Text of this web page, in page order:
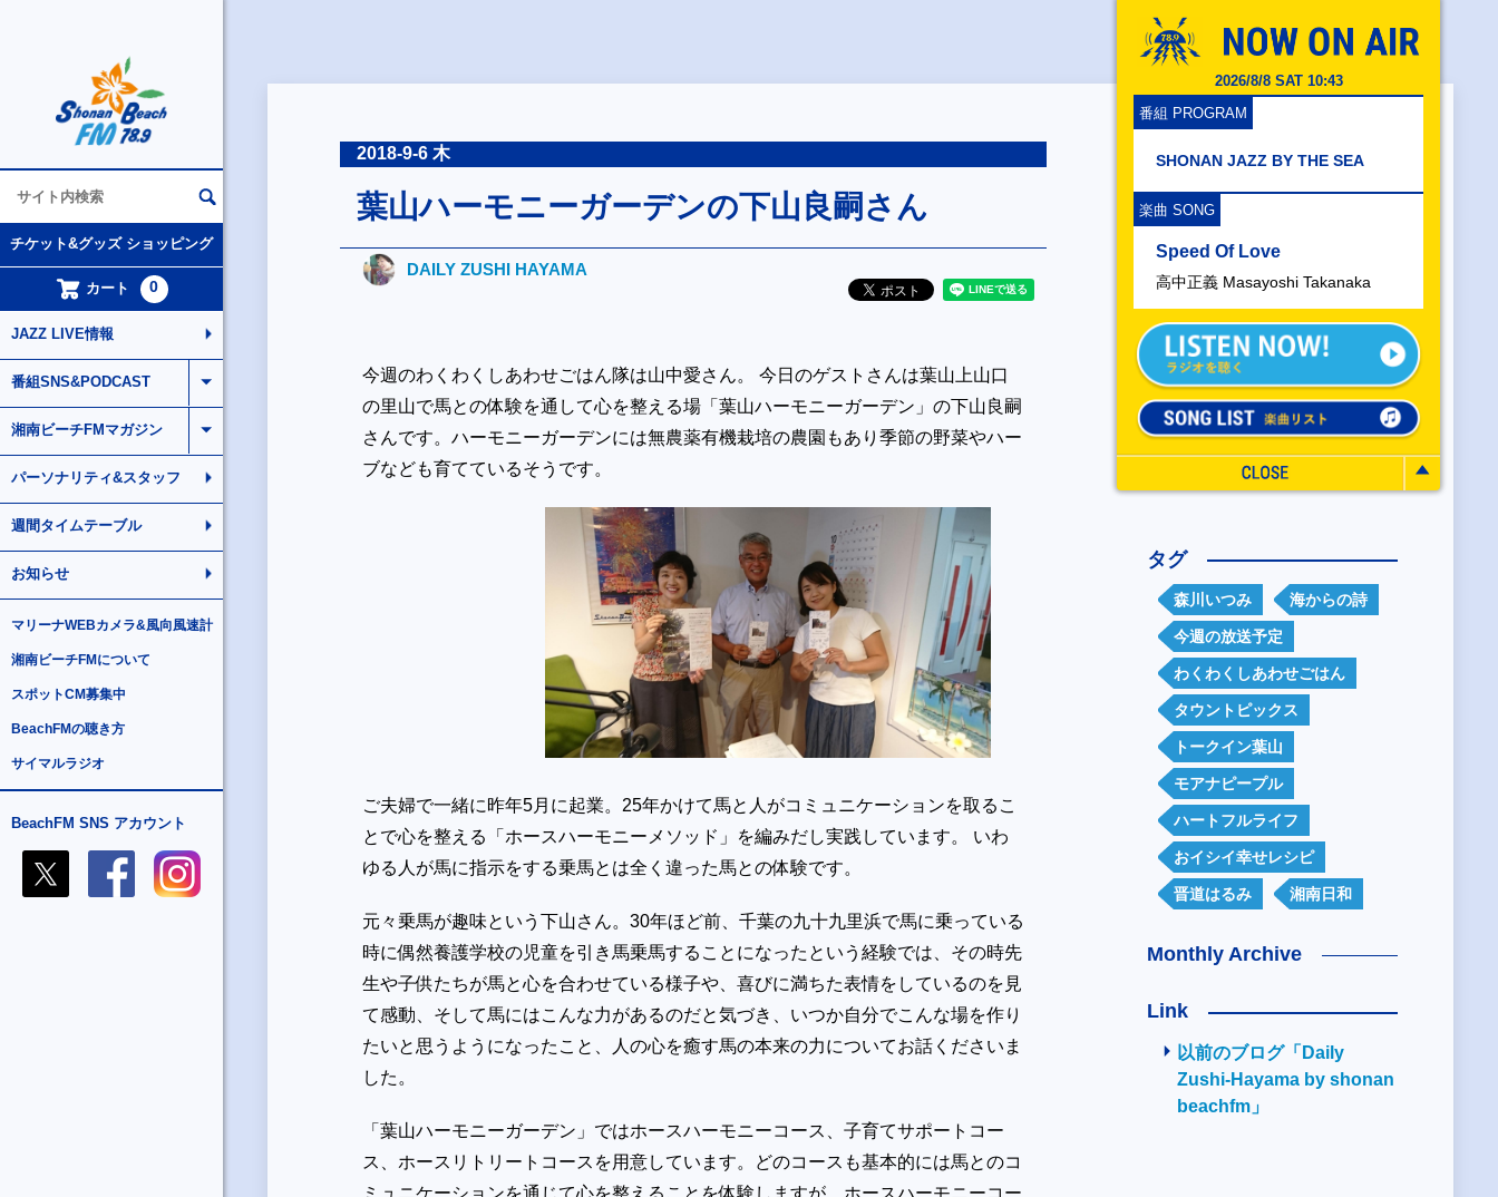
2026/8/8 SAT 10:43
番組 PROGRAM
SHONAN JAZZ BY THE SEA
楽曲 SONG
Speed Of Love
高中正義 Masayoshi Takanaka
チケット&グッズ ショッピング
カート 0
JAZZ LIVE情報
番組SNS&PODCAST
湘南ビーチFMマガジン
パーソナリティ&スタッフ
週間タイムテーブル
お知らせ
マリーナWEBカメラ&風向風速計
湘南ビーチFMについて
スポットCM募集中
BeachFMの聴き方
サイマルラジオ
BeachFM SNS アカウント
2018-9-6 木
葉山ハーモニーガーデンの下山良嗣さん
DAILY ZUSHI HAYAMA
今週のわくわくしあわせごはん隊は山中愛さん。 今日のゲストさんは葉山上山口
の里山で馬との体験を通して心を整える場「葉山ハーモニーガーデン」の下山良嗣
さんです。ハーモニーガーデンには無農薬有機栽培の農園もあり季節の野菜やハー
ブなども育てているそうです。
ご夫婦で一緒に昨年5月に起業。25年かけて馬と人がコミュニケーションを取るこ
とで心を整える「ホースハーモニーメソッド」を編みだし実践しています。 いわ
ゆる人が馬に指示をする乗馬とは全く違った馬との体験です。
元々乗馬が趣味という下山さん。30年ほど前、千葉の九十九里浜で馬に乗っている
時に偶然養護学校の児童を引き馬乗馬することになったという経験では、その時先
生や子供たちが馬と心を合わせている様子や、喜びに満ちた表情をしているのを見
て感動、そして馬にはこんな力があるのだと気づき、いつか自分でこんな場を作り
たいと思うようになったこと、人の心を癒す馬の本来の力についてお話くださいま
した。
「葉山ハーモニーガーデン」ではホースハーモニーコース、子育てサポートコー
ス、ホースリトリートコースを用意しています。どのコースも基本的には馬とのコ
ミュニケーションを通じて心を整えることを体験しますが、ホースハーモニーコー
タグ
森川いつみ 海からの詩
今週の放送予定
わくわくしあわせごはん
タウントピックス
トークイン葉山
モアナピープル
ハートフルライフ
おイシイ幸せレシピ
晋道はるみ 湘南日和
Monthly Archive
Link
以前のブログ「Daily
Zushi-Hayama by shonan
beachfm」